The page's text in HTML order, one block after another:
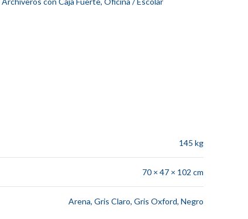
145 kg
70 × 47 × 102 cm
Arena, Gris Claro, Gris Oxford, Negro